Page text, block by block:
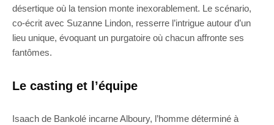
désertique où la tension monte inexorablement. Le scénario,
co-écrit avec Suzanne Lindon, resserre l’intrigue autour d’un
lieu unique, évoquant un purgatoire où chacun affronte ses
fantômes.
Le casting et l’équipe
Isaach de Bankolé incarne Alboury, l’homme déterminé à